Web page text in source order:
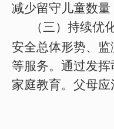
减少留守儿童数
（三）持续优
安全总体形势、
等服务。通过发
家庭教育。父母